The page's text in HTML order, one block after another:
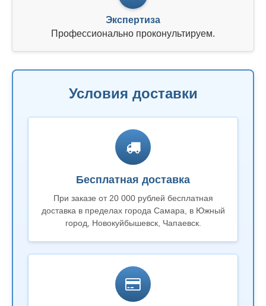
Экспертиза
Профессионально проконультируем.
Условия доставки
Бесплатная доставка
При заказе от 20 000 рублей бесплатная
доставка в пределах города Самара, в Южный
город, Новокуйбышевск, Чапаевск.